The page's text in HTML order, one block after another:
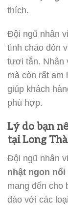
thích.
Đội ngũ nhân
tình chào đón
tươi tắn. Nhân
mà còn rất am
giúp khách
phù hợp.
Lý do bạn
tại Long
Đội ngũ nhân
nhật ngon
mang đến cho
đáo với các